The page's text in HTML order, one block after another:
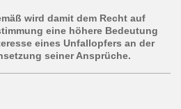
wird damit dem Recht auf
eine höhere Bedeutung
eines Unfallopfers an der
seiner Ansprüche.